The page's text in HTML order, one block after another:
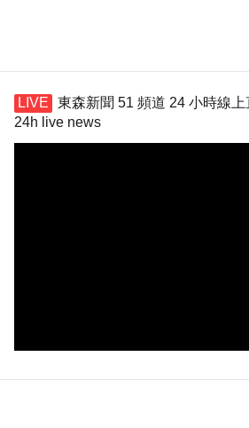
東森新聞 51 頻道 24 小時線
24h live news